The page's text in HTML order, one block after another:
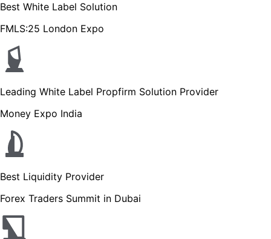
Best White Label Solution
FMLS:25 London Expo
Leading White Label Propfirm Solution Provider
Money Expo India
Best Liquidity Provider
Forex Traders Summit in Dubai